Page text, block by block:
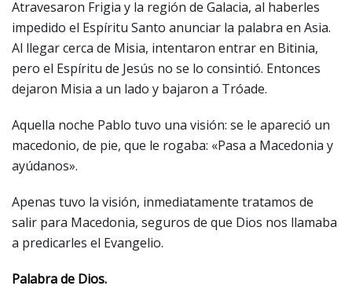
Atravesaron Frigia y la región de Galacia, al haberles
impedido el Espíritu Santo anunciar la palabra en Asia.
Al llegar cerca de Misia, intentaron entrar en Bitinia,
pero el Espíritu de Jesús no se lo consintió. Entonces
dejaron Misia a un lado y bajaron a Tróade.
Aquella noche Pablo tuvo una visión: se le apareció un
macedonio, de pie, que le rogaba: «Pasa a Macedonia y
ayúdanos».
Apenas tuvo la visión, inmediatamente tratamos de
salir para Macedonia, seguros de que Dios nos llamaba
a predicarles el Evangelio.
Palabra de Dios.